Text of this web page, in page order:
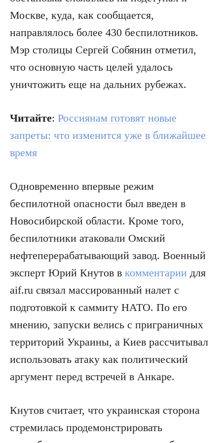
Москве, куда, как сообщается,
направлялось более 430 беспилотников.
Мэр столицы Сергей Собянин отметил,
что основную часть целей удалось
уничтожить еще на дальних рубежах.
Читайте: Россиянам готовят новые
запреты: что изменится уже в ближайшее
время
Одновременно впервые режим
беспилотной опасности был введен в
Новосибирской области. Кроме того,
беспилотники атаковали Омский
нефтеперерабатывающий завод. Военный
эксперт Юрий Кнутов в комментарии для
aif.ru связал массированный налет с
подготовкой к саммиту НАТО. По его
мнению, запуски велись с приграничных
территорий Украины, а Киев рассчитывал
использовать атаку как политический
аргумент перед встречей в Анкаре.
Кнутов считает, что украинская сторона
стремилась продемонстрировать